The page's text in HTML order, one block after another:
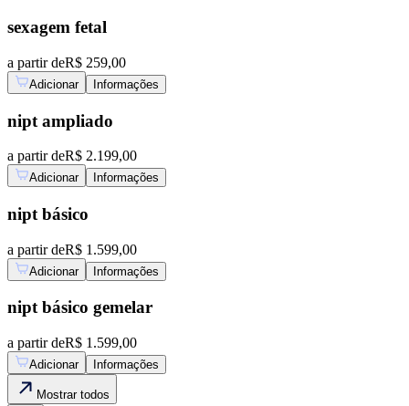
sexagem fetal
a partir deR$ 259,00
Adicionar Informações
nipt ampliado
a partir deR$ 2.199,00
Adicionar Informações
nipt básico
a partir deR$ 1.599,00
Adicionar Informações
nipt básico gemelar
a partir deR$ 1.599,00
Adicionar Informações
Mostrar todos